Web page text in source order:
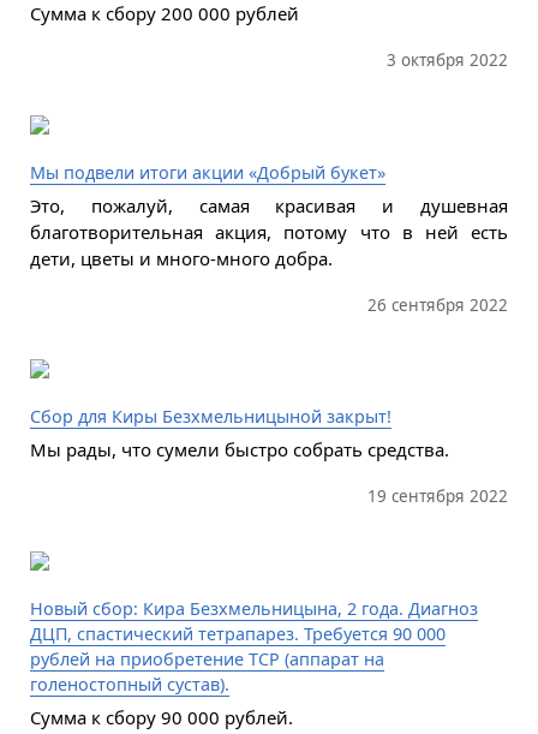
Сумма к сбору 200 000 рублей
3 октября 2022
Мы подвели итоги акции «Добрый букет»
Это, пожалуй, самая красивая и душевная
благотворительная акция, потому что в ней есть
дети, цветы и много-много добра.
26 сентября 2022
Сбор для Киры Безхмельницыной закрыт!
Мы рады, что сумели быстро собрать средства.
19 сентября 2022
Новый сбор: Кира Безхмельницына, 2 года. Диагноз
ДЦП, спастический тетрапарез. Требуется 90 000
рублей на приобретение ТСР (аппарат на
голеностопный сустав).
Сумма к сбору 90 000 рублей.